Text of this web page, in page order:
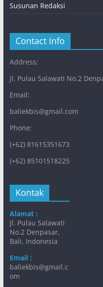
Susunan Redaksi
Contact Info
Address:
JI. Pulau Salawati No.2
Email:
baliekbis@gmail.com
Phone:
(+62) 81615351673
(+62) 85101518225
Kontak
Alamat :
Jl. Pulau Salawati
No.2 Denpasar,
Bali, Indonesia
Email :
baliekbis@gmail.c
om